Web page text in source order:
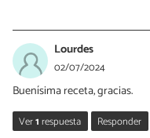
02/07/2024
Que bueno que te ha
Lourdes
02/07/2024
Buenísima receta, gracias.
Ver1respuesta Responder